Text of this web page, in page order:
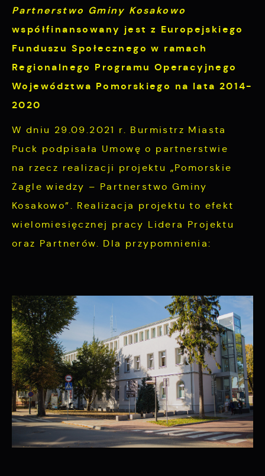
Partnerstwo Gminy Kosakowo
współfinansowany jest z Europejskiego
Funduszu Społecznego w ramach
Regionalnego Programu Operacyjnego
Województwa Pomorskiego na lata 2014-
2020
W dniu 29.09.2021 r. Burmistrz Miasta
Puck podpisała Umowę o partnerstwie
na rzecz realizacji projektu „Pomorskie
Żagle wiedzy – Partnerstwo Gminy
Kosakowo”. Realizacja projektu to efekt
wielomiesięcznej pracy Lidera Projektu
oraz Partnerów. Dla przypomnienia:
potrzeb.
Cookies analityczne pozwalają na uzyskanie
internetowej, miejsca oraz częstotliwości, z
jaką odwiedzane są nasze serwisy www. Dane
pozwalają nam na ocenę naszych serwisów
internetowych pod względem ich popularności
Wyrażenie zgody na analityczne pliki cookies
gwarantuje dostępność wszystkich
funkcjonalności.
Więcej
Reklamowe
Dzięki reklamowym plikom cookies
prezentujemy Ci najciekawsze informacje i
aktualności na stronach naszych partnerów.
Promocyjne pliki cookies służą do
Twoich zwyczajów dotyczących przeglądanej
witryny internetowej. Treści promocyjne mogą
pojawić się na stronach podmiotów trzecich
lub firm będących naszymi partnerami oraz
komunikatów mediów społecznościowych.
Więcej